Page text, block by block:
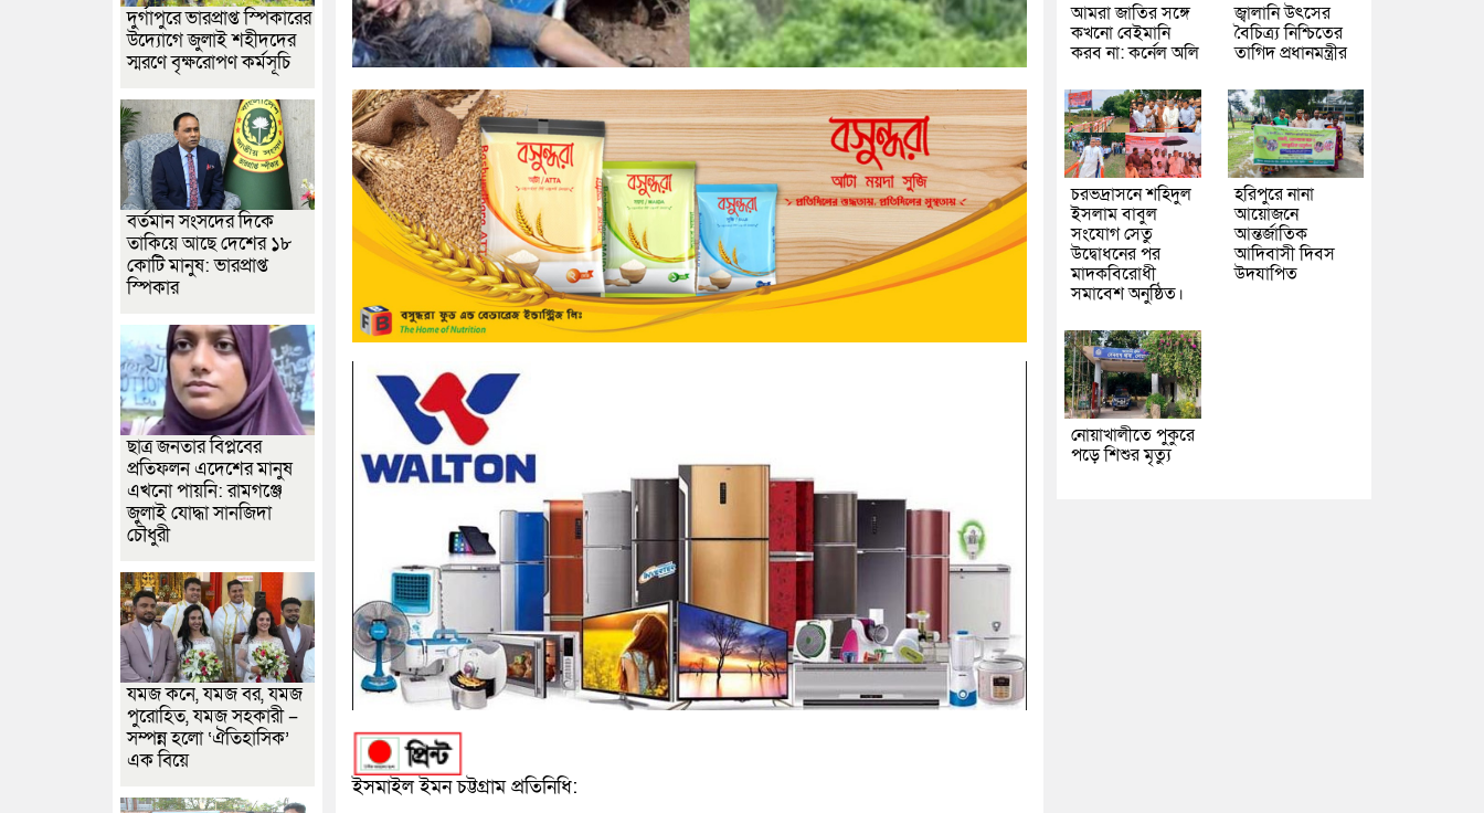
ইসমাইল ইমন চট্টগ্রাম প্রতিনিধি:
দুর্গাপুরে ভারপ্রাপ্ত স্পিকারের
উদ্যোগে জুলাই শহীদদের
স্মরণে বৃক্ষরোপণ কর্মসূচি
বর্তমান সংসদের দিকে
তাকিয়ে আছে দেশের ১৮
কোটি মানুষ: ভারপ্রাপ্ত
স্পিকার
ছাত্র জনতার বিপ্লবের
প্রতিফলন এদেশের মানুষ
এখনো পায়নি: রামগঞ্জে
জুলাই যোদ্ধা সানজিদা
চৌধুরী
যমজ কনে, যমজ বর, যমজ
পুরোহিত, যমজ সহকারী –
সম্পন্ন হলো ‘ঐতিহাসিক’
এক বিয়ে
আমরা জাতির সঙ্গে
কখনো বেইমানি
করব না: কর্নেল অলি
জ্বালানি উৎসের
বৈচিত্র্য নিশ্চিতের
তাগিদ প্রধানমন্ত্রীর
চরভদ্রাসনে শহিদুল
ইসলাম বাবুল
সংযোগ সেতু
উদ্বোধনের পর
মাদকবিরোধী
সমাবেশ অনুষ্ঠিত।
হরিপুরে নানা
আয়োজনে
আন্তর্জাতিক
আদিবাসী দিবস
উদযাপিত
নোয়াখালীতে পুকুরে
পড়ে শিশুর মৃত্যু